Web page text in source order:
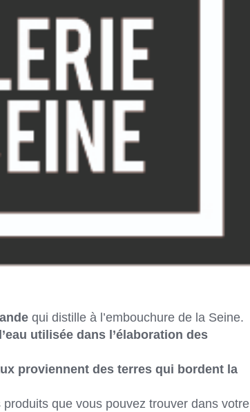
qui distille à l’embouchure de la Seine.
l’eau utilisée dans l’élaboration des
proviennent des terres qui bordent la
que vous pouvez trouver dans votre